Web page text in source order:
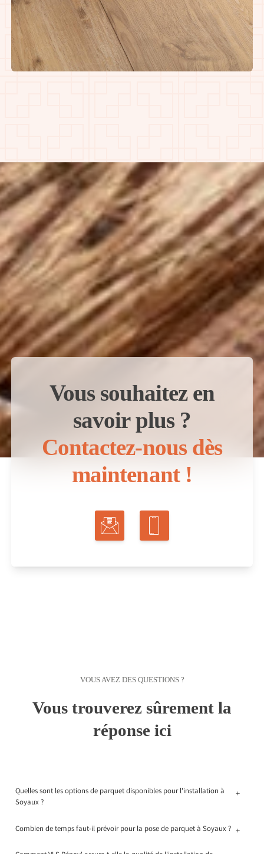
Vous souhaitez en
savoir plus ?
Contactez-nous dès
maintenant !
VOUS AVEZ DES QUESTIONS ?
Vous trouverez sûrement la
réponse ici
Quelles sont les options de parquet disponibles pour l'installation à
Soyaux ?
+
Combien de temps faut-il prévoir pour la pose de parquet à Soyaux ? +